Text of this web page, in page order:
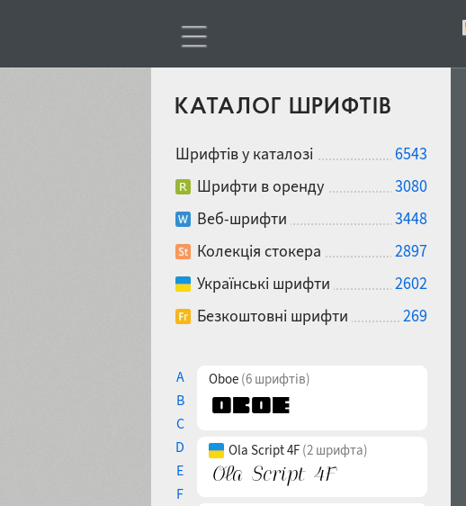
КАТАЛОГ ШРИФТІВ
Шрифтів у каталозі
6543
Шрифти в оренду
3080
Веб-шрифти
3448
Колекція стокера
2897
Українські шрифти
2602
Безкоштовні шрифти
269
A
B
C
D
E
F
Oboe (6 шрифтів)
Ola Script 4F (2 шрифта)